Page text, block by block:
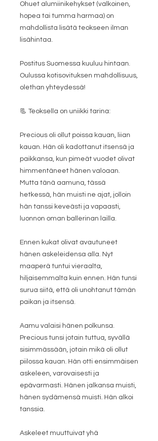
Ohuet alumiinikehykset (valkoinen,
hopea tai tumma harmaa) on
mahdollista lisätä teokseen ilman
lisähintaa.
Postitus Suomessa kuuluu hintaan.
Oulussa kotisovituksen mahdollisuus,
olethan yhteydessä!
📃 Teoksella on uniikki tarina:
Precious oli ollut poissa kauan, liian
kauan. Hän oli kadottanut itsensä ja
paikkansa, kun pimeät vuodet olivat
himmentäneet hänen valoaan.
Mutta tänä aamuna, tässä
hetkessä, hän muisti ne ajat, jolloin
hän tanssi keveästi ja vapaasti,
luonnon oman ballerinan lailla.
Ennen kukat olivat avautuneet
hänen askeleidensa alla. Nyt
maaperä tuntui vieraalta,
hiljaisemmalta kuin ennen. Hän tunsi
surua siitä, että oli unohtanut tämän
paikan ja itsensä.
Aamu valaisi hänen polkunsa.
Precious tunsi jotain tuttua, syvällä
sisimmässään, jotain mikä oli ollut
piilossa kauan. Hän otti ensimmäisen
askeleen, varovaisesti ja
epävarmasti. Hänen jalkansa muisti,
hänen sydämensä muisti. Hän alkoi
tanssia.
Askeleet muuttuivat yhä